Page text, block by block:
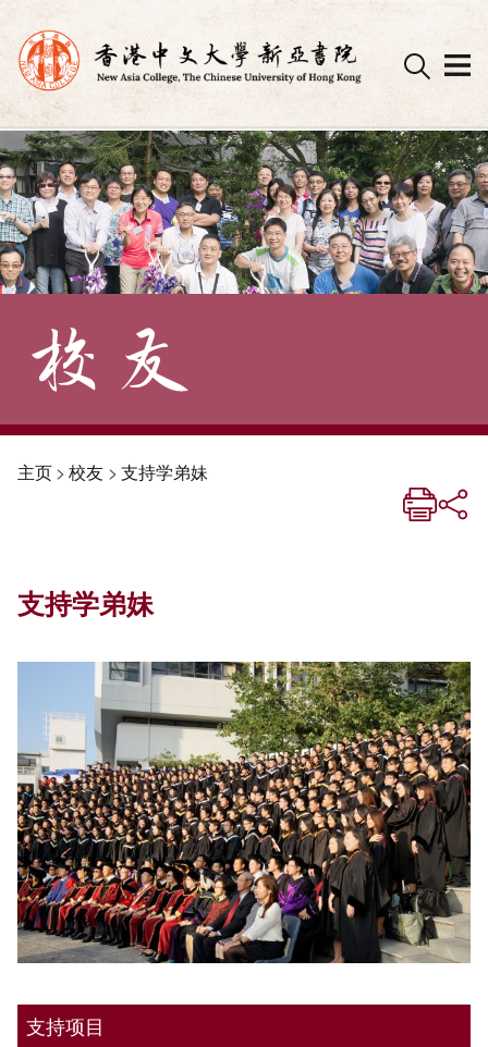
Skip
to
content
主页> 校友 > 支持学弟妹
支持学弟妹
支持项目